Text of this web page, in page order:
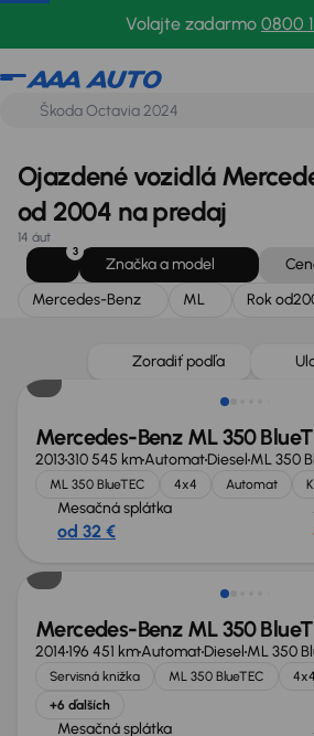
Volajte zadarmo 0800
Mercedes-Benz
Ojazdené vozidlá
od 2004 na predaj
14 áut
3
Značka a model
Mercedes-Benz
ML Rok od
Zoradiť podľa
Mercedes-Benz ML 350
2013310 545 kmAutomatDiesel ML 350
ML 350 BlueTEC 4x4 Automat
Mesačná splátka
od 32 €
Mercedes-Benz ML 350
2014196 451 kmAutomatDiesel ML 350
Servisná knižka ML 350 BlueTEC 4x4
+6 ďalších
Mesačná splátka